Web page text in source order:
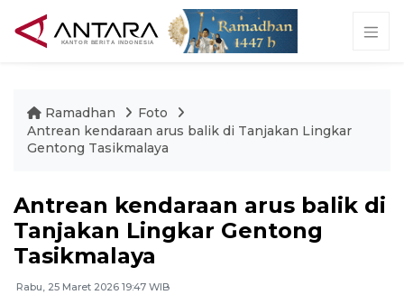
Ramadhan
Foto
Antrean kendaraan arus balik di Tanjakan Lingkar
Gentong Tasikmalaya
Antrean kendaraan arus balik di
Tanjakan Lingkar Gentong
Tasikmalaya
Rabu, 25 Maret 2026 19:47 WIB